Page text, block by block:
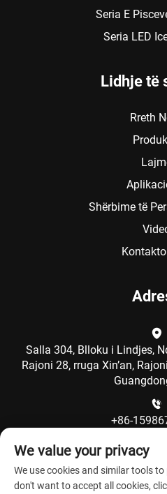
Seria E
Seria LED
Lidhje të
Rreth
Shërbime të
Salla 304, Blloku i Lindjes,
Rajoni 28, rruga Xin’an,
+86-
[email
We value your privacy
We use cookies and similar tools
don't want to accept all cookies,